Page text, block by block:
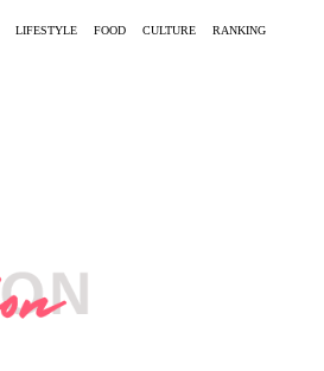
LIFESTYLE FOOD CULTURE RANKING